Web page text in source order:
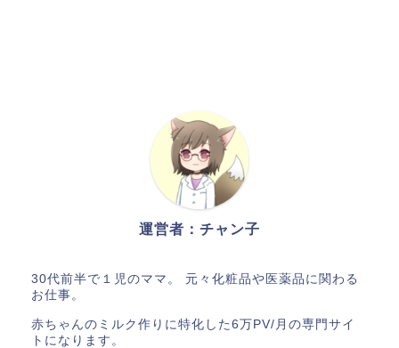
運営者：チャン子
30代前半で１児のママ。 元々化粧品や医薬品に関わる
お仕事。
赤ちゃんのミルク作りに特化した6万PV/月の専門サイ
トになります。